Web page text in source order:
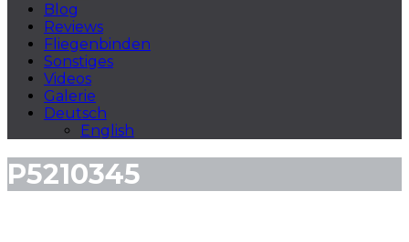
Blog
Reviews
Fliegenbinden
Sonstiges
Videos
Galerie
Deutsch
English
P5210345